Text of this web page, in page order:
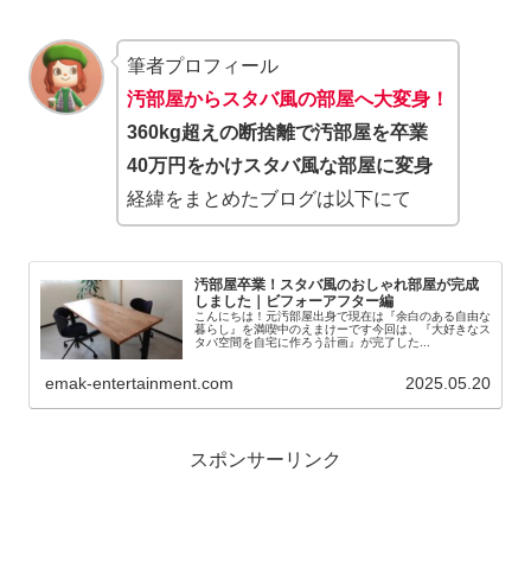
筆者プロフィール
汚部屋からスタバ風の部屋へ大変身！
360kg超えの断捨離で汚部屋を卒業
40万円をかけスタバ風な部屋に変身
経緯をまとめたブログは以下にて
汚部屋卒業！スタバ風のおしゃれ部屋が完成
しました｜ビフォーアフター編
こんにちは！元汚部屋出身で現在は『余白のある自由な
暮らし』を満喫中のえまけーです今回は、『大好きなス
タバ空間を自宅に作ろう計画』が完了した...
emak-entertainment.com 2025.05.20
スポンサーリンク